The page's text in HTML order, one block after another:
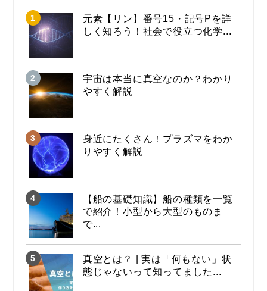
元素【リン】番号15・記号Pを詳
しく知ろう！社会で役立つ化学...
宇宙は本当に真空なのか？わかり
やすく解説
身近にたくさん！プラズマをわか
りやすく解説
【船の基礎知識】船の種類を一覧
で紹介！小型から大型のものま
で...
真空とは？ | 実は「何もない」状
態じゃないって知ってました...